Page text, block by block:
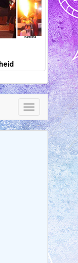
Toggle
navigation